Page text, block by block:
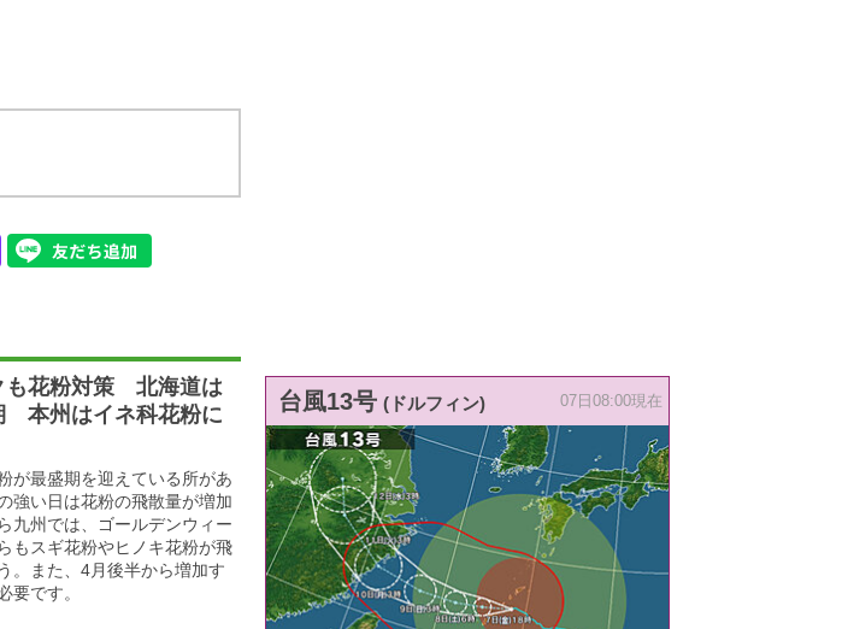
も花粉対策 北海道は
本州はイネ科花粉に
が最盛期を迎えている所があ
強い日は花粉の飛散量が増加
九州では、ゴールデンウィー
もスギ花粉やヒノキ花粉が飛
。また、4月後半から増加す
要です。
台風13号 (ドルフィン) 07日08:00現在